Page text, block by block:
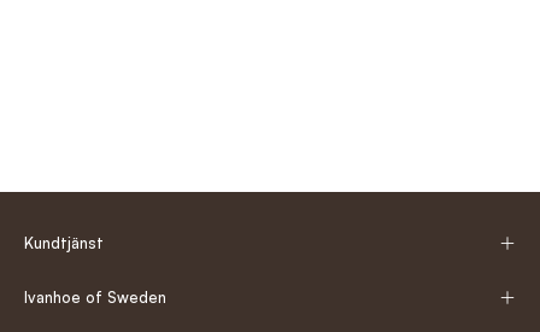
Kundtjänst
Ivanhoe of Sweden